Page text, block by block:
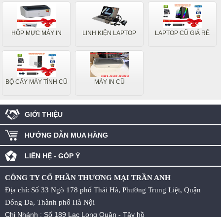
HỘP MỰC MÁY IN LINH KIỆN LAPTOP LAPTOP CŨ GIÁ RẺ
BỘ CÂY MÁY TÍNH CŨ MÁY IN CŨ
GIỚI THIỆU
HƯỚNG DẪN MUA HÀNG
LIÊN HỆ - GÓP Ý
CÔNG TY CỔ PHẦN THƯƠNG MẠI TRẦN ANH
Địa chỉ: Số 33 Ngõ 178 phố Thái Hà, Phường Trung Liệt, Quận
Đống Đa, Thành phố Hà Nội
Chi Nhánh : Số 189 Lạc Long Quân - Tây hồ